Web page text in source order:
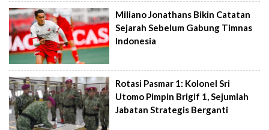
Miliano Jonathans Bikin Catatan
Sejarah Sebelum Gabung Timnas
Indonesia
Rotasi Pasmar 1: Kolonel Sri
Utomo Pimpin Brigif 1, Sejumlah
Jabatan Strategis Berganti